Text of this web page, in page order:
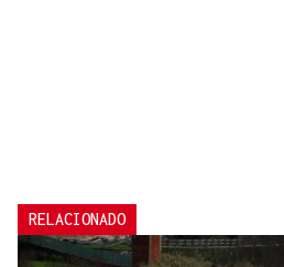
RELACIONADO